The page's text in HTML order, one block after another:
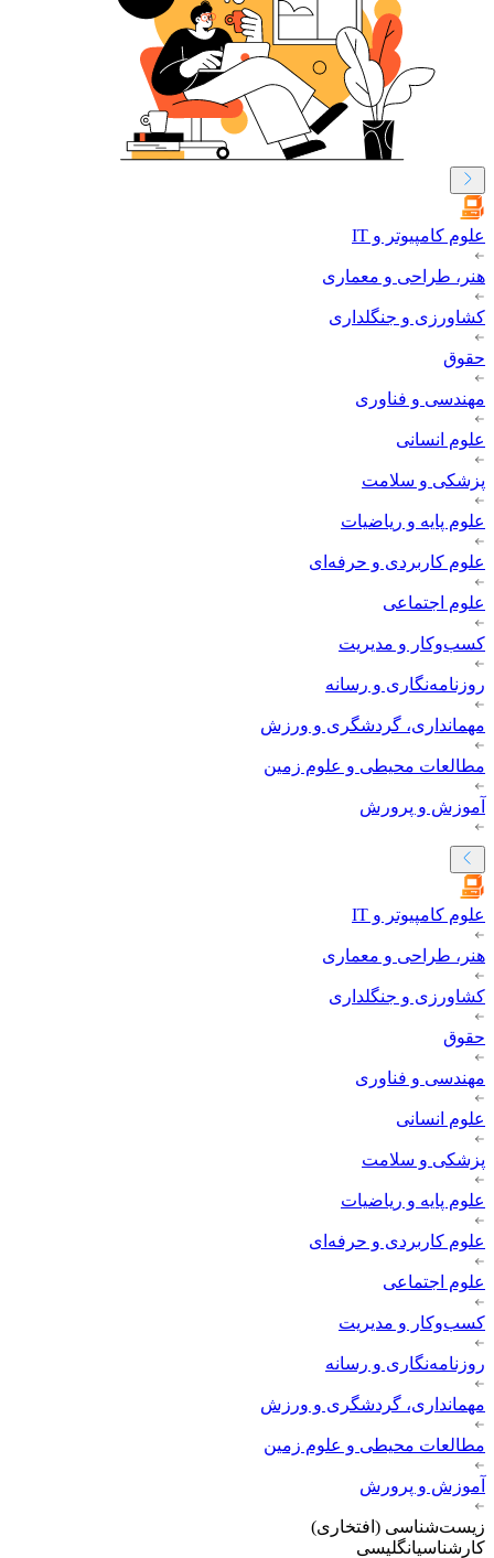
علوم کامپیوتر و IT
هنر، طراحی و معماری
کشاورزی و جنگلداری
حقوق
مهندسی و فناوری
علوم انسانی
پزشکی و سلامت
علوم پایه و ریاضیات
علوم کاربردی و حرفه‌ای
علوم اجتماعی
کسب‌وکار و مدیریت
روزنامه‌نگاری و رسانه
مهمانداری، گردشگری و ورزش
مطالعات محیطی و علوم زمین
آموزش و پرورش
علوم کامپیوتر و IT
هنر، طراحی و معماری
کشاورزی و جنگلداری
حقوق
مهندسی و فناوری
علوم انسانی
پزشکی و سلامت
علوم پایه و ریاضیات
علوم کاربردی و حرفه‌ای
علوم اجتماعی
کسب‌وکار و مدیریت
روزنامه‌نگاری و رسانه
مهمانداری، گردشگری و ورزش
مطالعات محیطی و علوم زمین
آموزش و پرورش
زیست‌شناسی (افتخاری)
کارشناسیانگلیسی